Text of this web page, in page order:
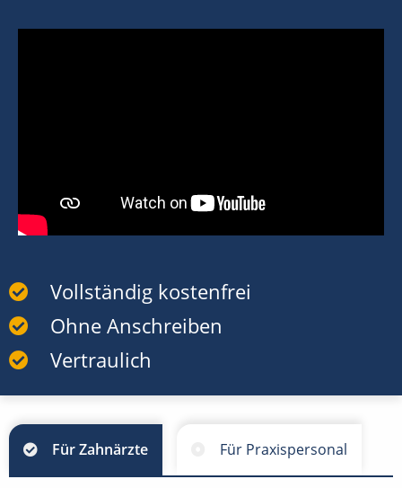
Vollständig kostenfrei
Ohne Anschreiben
Vertraulich
Für Zahnärzte Für Praxispersonal